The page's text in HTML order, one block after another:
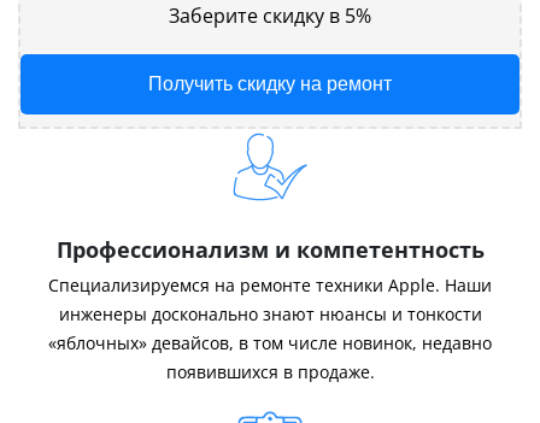
Заберите скидку в 5%
Получить скидку на ремонт
Профессионализм и компетентность
Специализируемся на ремонте техники Apple. Наши
инженеры досконально знают нюансы и тонкости
«яблочных» девайсов, в том числе новинок, недавно
появившихся в продаже.